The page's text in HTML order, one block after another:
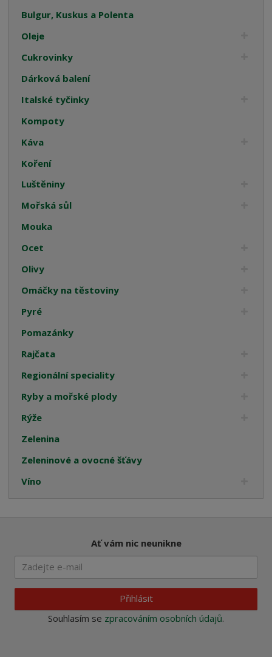
Bulgur, Kuskus a Polenta
Oleje
Cukrovinky
Dárková balení
Italské tyčinky
Kompoty
Káva
Koření
Luštěniny
Mořská sůl
Mouka
Ocet
Olivy
Omáčky na těstoviny
Pyré
Pomazánky
Rajčata
Regionální speciality
Ryby a mořské plody
Rýže
Zelenina
Zeleninové a ovocné šťávy
Víno
Ať vám nic neunikne
Přihlásit
Souhlasím se zpracováním osobních údajů.